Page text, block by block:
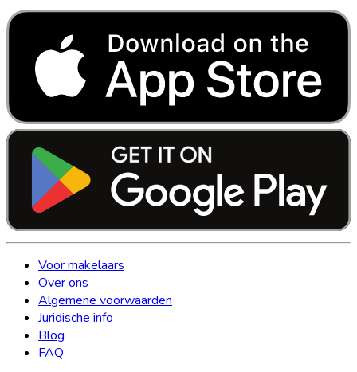
Voor makelaars
Over ons
Algemene voorwaarden
Juridische info
Blog
FAQ